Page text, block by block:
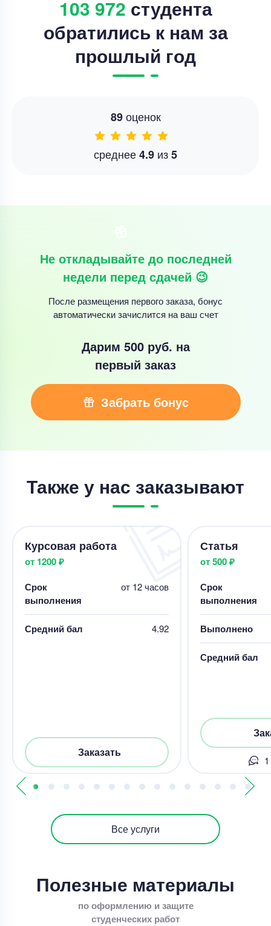
103 972 студента
обратились к нам за
прошлый год
89оценок
среднее4.9 из5
Не откладывайте до последней
недели перед сдачей 😉
После размещения первого заказа, бонус
автоматически зачислится на ваш счет
Дарим 500 руб. на
первый заказ
Забрать бонус
Также у нас заказывают
Курсовая работа
от 1200 ₽
Срок
выполнения
от 12 часов
Средний бал 4.92
Заказать
Статья
от 500 ₽
Срок
выполнения
Выполнено
Средний бал
Все услуги
Полезные материалы
по оформлению и защите
студенческих работ